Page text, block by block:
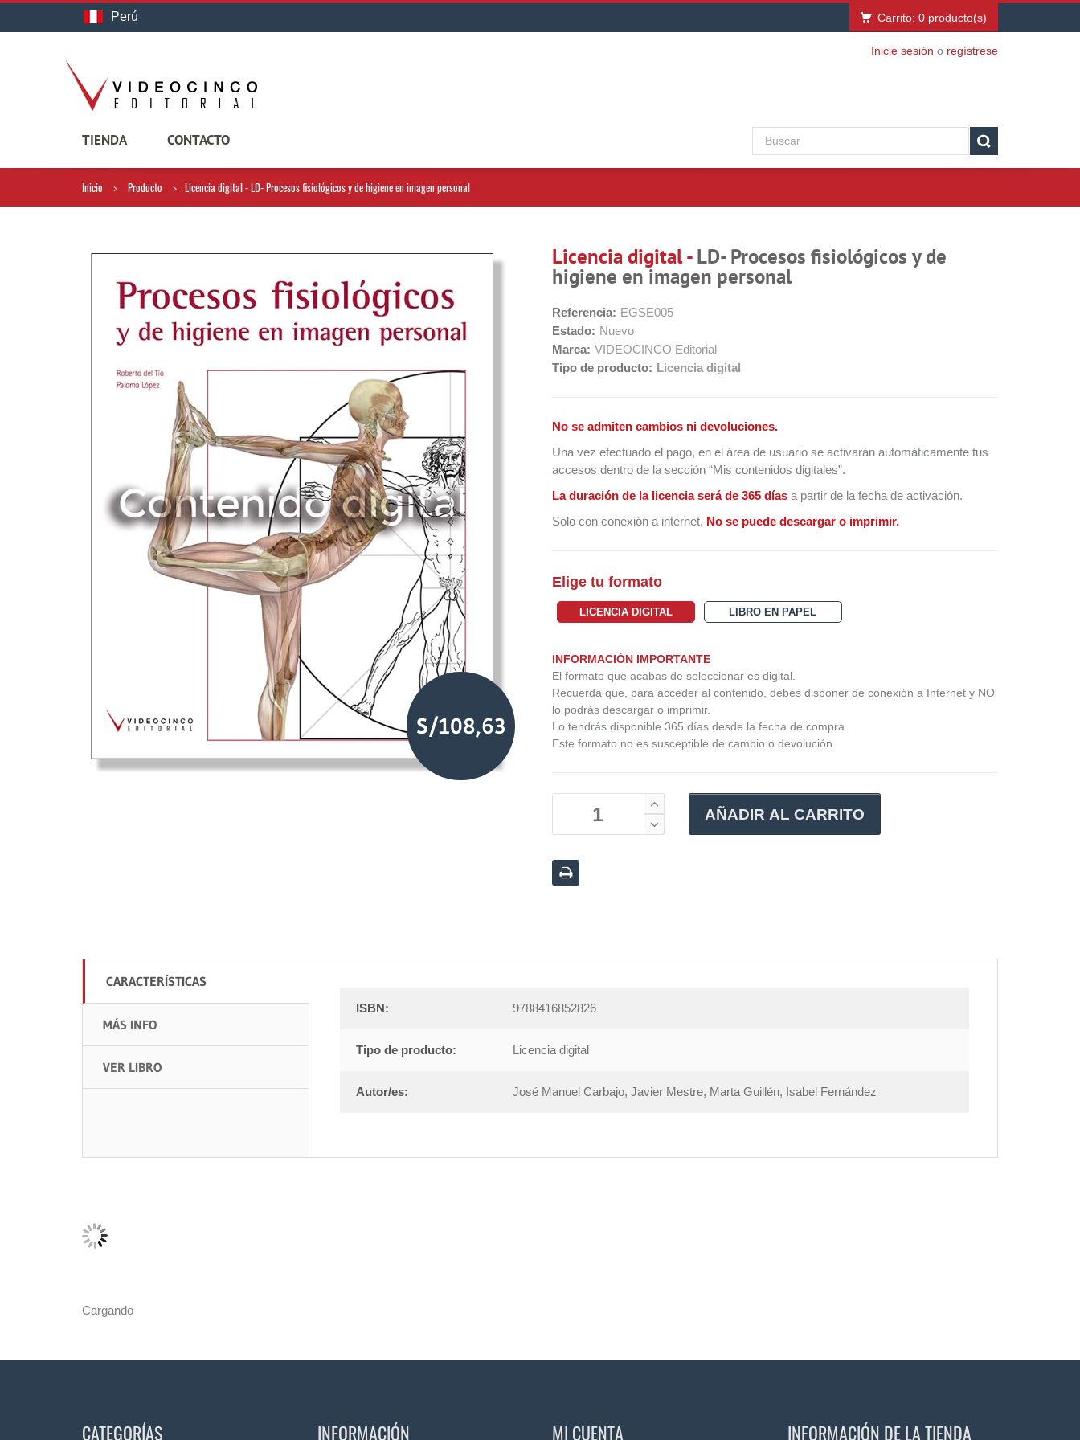
Perú Carrito: 0 producto(s)
Inicie sesión o regístrese
TIENDA CONTACTO
Inicio Producto Licencia digital - LD- Procesos fisiológicos y de higiene en imagen personal
S/108,63
Licencia digital -LD- Procesos fisiológicos y de
higiene en imagen personal
Referencia: EGSE005
Estado: Nuevo
Marca: VIDEOCINCO Editorial
Tipo de producto: Licencia digital
No se admiten cambios ni devoluciones.
Una vez efectuado el pago, en el área de usuario se activarán automáticamente tus
accesos dentro de la sección “Mis contenidos digitales”.
La duración de la licencia será de 365 días a partir de la fecha de activación.
Solo con conexión a internet. No se puede descargar o imprimir.
Elige tu formato
LICENCIA DIGITAL LIBRO EN PAPEL
INFORMACIÓN IMPORTANTE
El formato que acabas de seleccionar es digital.
Recuerda que, para acceder al contenido, debes disponer de conexión a Internet y NO
lo podrás descargar o imprimir.
Lo tendrás disponible 365 días desde la fecha de compra.
Este formato no es susceptible de cambio o devolución.
AÑADIR AL CARRITO
CARACTERÍSTICAS
MÁS INFO
VER LIBRO
ISBN: 9788416852826
Tipo de producto: Licencia digital
Autor/es: José Manuel Carbajo, Javier Mestre, Marta Guillén, Isabel Fernández
Cargando
CATEGORÍAS INFORMACIÓN MI CUENTA INFORMACIÓN DE LA TIENDA